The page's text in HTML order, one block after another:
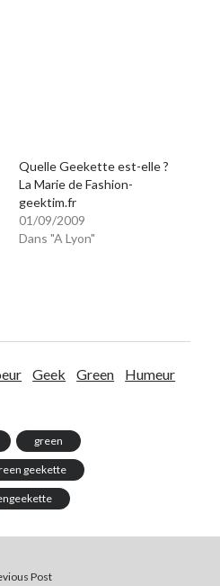
Quelle Geekette est-elle ?
La Marie de Fashion-
geektim.fr
01/09/2009
Dans "A Lyon"
Geek Green
Humeur
green
geekette
Post